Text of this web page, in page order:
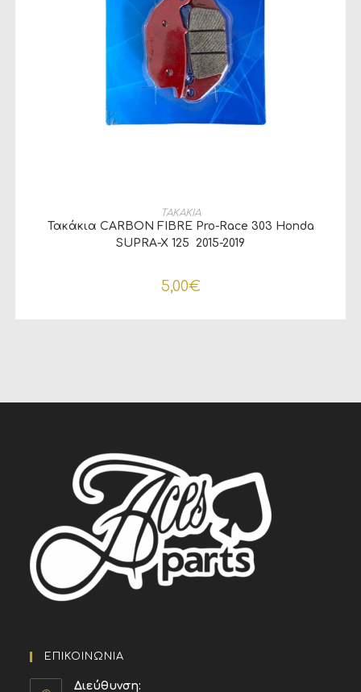
ΠΡΟΣΘΉΚΗ ΣΤΟ ΚΑΛΆΘΙ
ΤΑΚΑΚΙΑ
Τακάκια CARBON FIBRE Pro-Race 303 Honda
SUPRA-X 125 2015-2019
5,00€
ΕΠΙΚΟΙΝΩΝΙΑ
Διεύθυνση: